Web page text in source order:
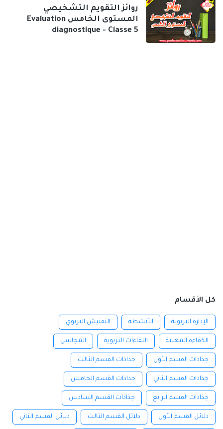
روائز التقويم التشخيصي
المستوى الخامس Evaluation
diagnostique - Classe 5
كل الأقسام
الإدارة التربوية الأنشطة التفتيش التربوي
الكفاءة المهنية اللقاءات التربوية المجالس
جذاذات القسم الأول جذاذات القسم الثالث
جذاذات القسم الثاني جذاذات القسم الخامس
جذاذات القسم الرابع جذاذات القسم السادس
دلائل القسم الأول دلائل القسم الثالث دلائل القسم الثاني